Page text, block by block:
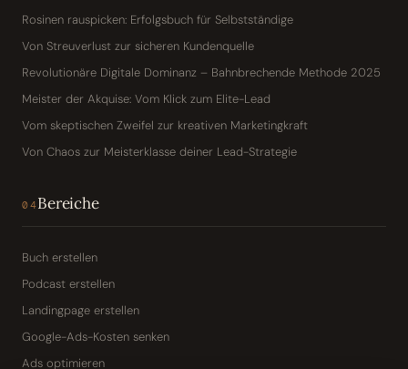
Rosinen rauspicken: Erfolgsbuch für Selbstständige
Von Streuverlust zur sicheren Kundenquelle
Revolutionäre Digitale Dominanz – Bahnbrechende Methode 2025
Meister der Akquise: Vom Klick zum Elite-Lead
Vom skeptischen Zweifel zur kreativen Marketingkraft
Von Chaos zur Meisterklasse deiner Lead-Strategie
04Bereiche
Buch erstellen
Podcast erstellen
Landingpage erstellen
Google-Ads-Kosten senken
Ads optimieren